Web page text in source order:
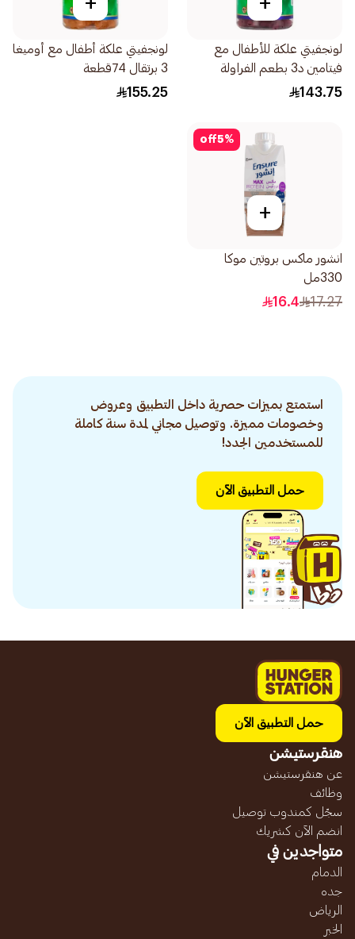
لونجفيتي علكة للأطفال مع
فيتامين د3 بطعم الفراولة
74قطعة
143.75
لونجفيتي علكة أطفال مع أوميغا
3 برتقال 74قطعة
155.25
5%
off
+
انشور ماكس بروتين موكا
330مل
17.27
16.4
استمتع بميزات حصرية داخل التطبيق وعروض
وخصومات مميزة. وتوصيل مجاني لمدة سنة كاملة
للمستخدمين الجدد!
حمل التطبيق الآن
حمل التطبيق الآن
هنقرستيشن
عن هنقرستيشن
وظائف
سجّل كمندوب توصيل
انضم الآن كشريك
متواجدين في
الدمام
جده
الرياض
الخبر